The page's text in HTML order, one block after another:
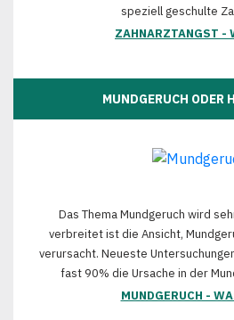
speziell geschulte
ZAHNARZTANGST -
MUNDGERUCH
Das Thema Mundgeruch wird
verbreitet ist die Ansicht,
verursacht. Neueste
fast 90% die Ursache in der
MUNDGERUCH -